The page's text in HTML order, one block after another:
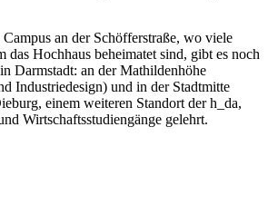
an der Schöfferstraße, wo viele
das Hochhaus beheimatet sind, gibt es noch
Darmstadt: an der Mathildenhöhe
Industriedesign) und in der Stadtmitte
einem weiteren Standort der h_da,
Wirtschaftsstudiengänge gelehrt.